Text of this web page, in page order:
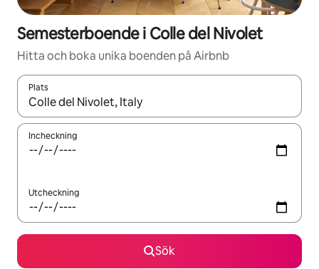
Semesterboende i Colle del Nivolet
Hitta och boka unika boenden på Airbnb
Plats
När resultaten är tillgängliga kan du navigera med upp- och
Incheckning
Utcheckning
Sök